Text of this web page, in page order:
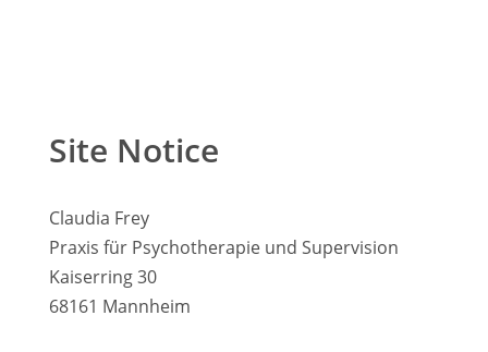
Site Notice
Claudia Frey
Praxis für Psychotherapie und Supervision
Kaiserring 30
68161 Mannheim